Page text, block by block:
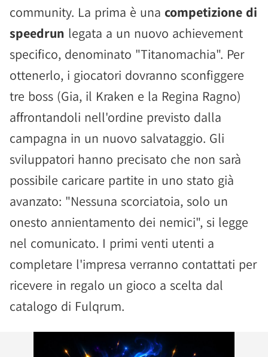
community. La prima è una competizione di
speedrun legata a un nuovo achievement
specifico, denominato "Titanomachia". Per
ottenerlo, i giocatori dovranno sconfiggere
tre boss (Gia, il Kraken e la Regina Ragno)
affrontandoli nell'ordine previsto dalla
campagna in un nuovo salvataggio. Gli
sviluppatori hanno precisato che non sarà
possibile caricare partite in uno stato già
avanzato: "Nessuna scorciatoia, solo un
onesto annientamento dei nemici", si legge
nel comunicato. I primi venti utenti a
completare l'impresa verranno contattati per
ricevere in regalo un gioco a scelta dal
catalogo di Fulqrum.